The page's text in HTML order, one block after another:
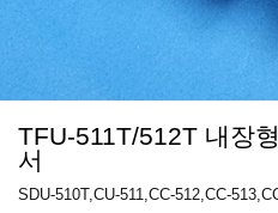
TFU-511T/512T 내장
서
SDU-510T,CU-511,CC-512,CC-